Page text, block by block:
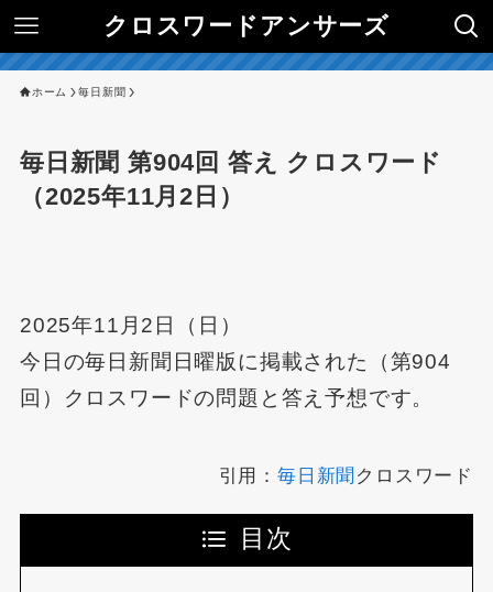
クロスワードアンサーズ
ホーム 毎日新聞
毎日新聞 第904回 答え クロスワード
（2025年11月2日）
2025年11月2日（日）
今日の毎日新聞日曜版に掲載された（第904
回）クロスワードの問題と答え予想です。
引用：毎日新聞 クロスワード
目次